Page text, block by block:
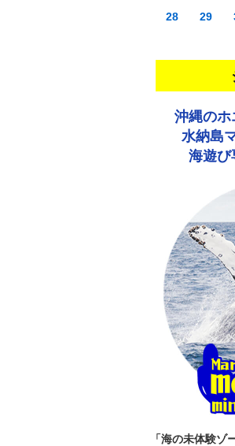
28
29
沖縄のホ
水納島
海遊び
「海の未体験ゾ